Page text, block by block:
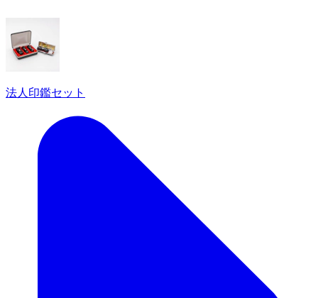
法人印鑑セット